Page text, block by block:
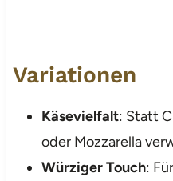
Variationen
Käsevielfalt: Statt
oder Mozzarella
Würziger Touch: